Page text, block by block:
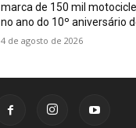
marca de 150 mil
no ano do 10º aniversário
4 de agosto de 2026